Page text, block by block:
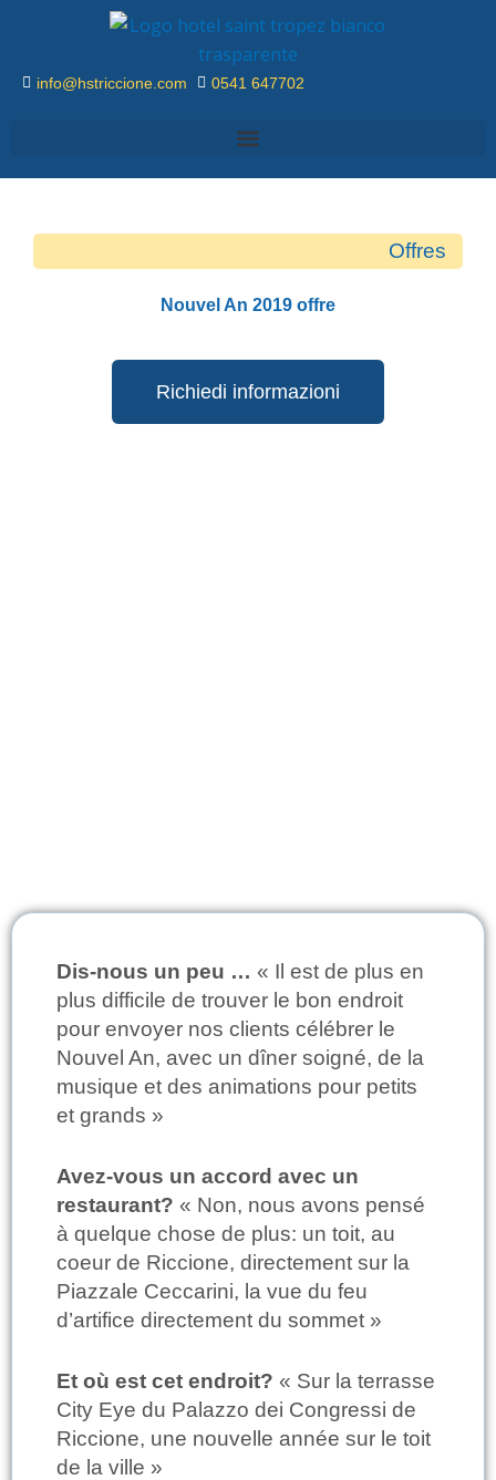
contenuinfo@hstriccione.com 0541 647702
Offres
Nouvel An 2019 offre
Richiedi informazioni
Dis-nous un peu … « Il est de plus en
plus difficile de trouver le bon endroit
pour envoyer nos clients célébrer le
Nouvel An, avec un dîner soigné, de la
musique et des animations pour petits
et grands »
Avez-vous un accord avec un
restaurant? « Non, nous avons pensé
à quelque chose de plus: un toit, au
coeur de Riccione, directement sur la
Piazzale Ceccarini, la vue du feu
d’artifice directement du sommet »
Et où est cet endroit? « Sur la terrasse
City Eye du Palazzo dei Congressi de
Riccione, une nouvelle année sur le toit
de la ville »